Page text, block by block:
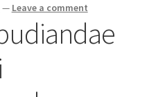
— Leave a comment